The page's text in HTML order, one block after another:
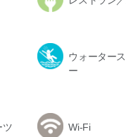
ウォーター
ー
ツ Wi-Fi